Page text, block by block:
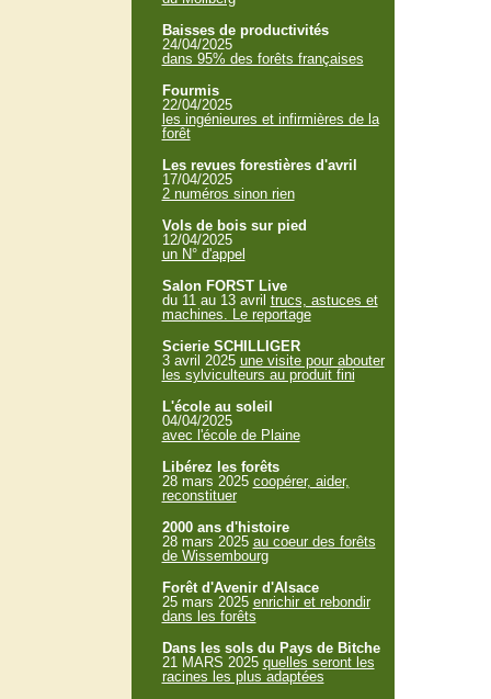
Baisses de productivités
24/04/2025
dans 95% des forêts françaises
Fourmis
22/04/2025
les ingénieures et infirmières de la
forêt
Les revues forestières d'avril
17/04/2025
2 numéros sinon rien
Vols de bois sur pied
12/04/2025
un N° d'appel
Salon FORST Live
du 11 au 13 avril trucs, astuces et
machines. Le reportage
Scierie SCHILLIGER
3 avril 2025 une visite pour abouter
les sylviculteurs au produit fini
L'école au soleil
04/04/2025
avec l'école de Plaine
Libérez les forêts
28 mars 2025 coopérer, aider,
reconstituer
2000 ans d'histoire
28 mars 2025 au coeur des forêts
de Wissembourg
Forêt d'Avenir d'Alsace
25 mars 2025 enrichir et rebondir
dans les forêts
Dans les sols du Pays de Bitche
21 MARS 2025 quelles seront les
racines les plus adaptées